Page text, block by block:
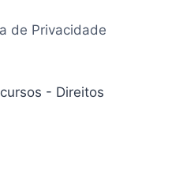
de Privacidade
- Direitos